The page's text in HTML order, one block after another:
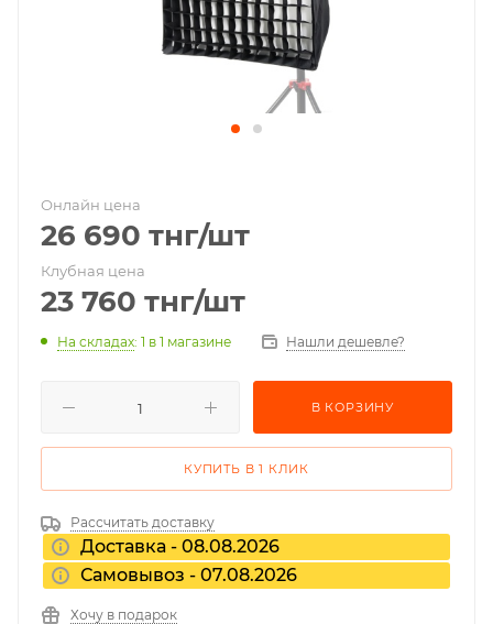
Онлайн цена
26 690 тнг/шт
Клубная цена
23 760 тнг/шт
На складах: 1 в 1 магазине Нашли дешевле?
В КОРЗИНУ
КУПИТЬ В 1 КЛИК
Рассчитать доставку
Доставка - 08.08.2026
Самовывоз - 07.08.2026
Хочу в подарок